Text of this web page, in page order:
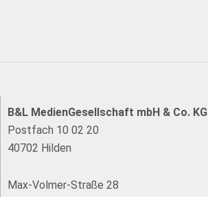
B&L MedienGesellschaft mbH & Co. KG
Postfach 10 02 20
40702 Hilden
Max-Volmer-Straße 28